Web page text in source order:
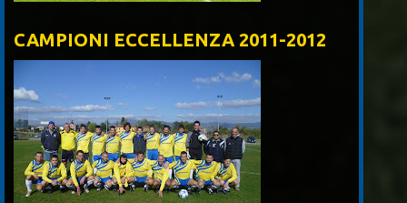
CAMPIONI ECCELLENZA 2011-2012